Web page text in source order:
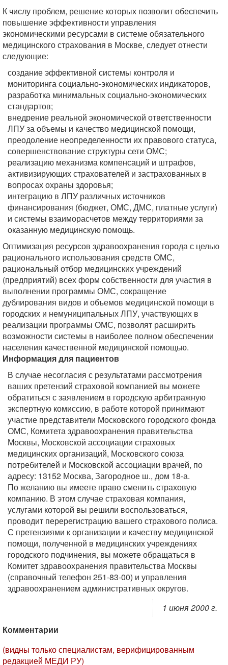
К числу проблем, решение которых позволит обеспечить
повышение эффективности управления
экономическими ресурсами в системе обязательного
медицинского страхования в Москве, следует отнести
следующие:
создание эффективной системы контроля и
мониторинга социально-экономических индикаторов,
разработка минимальных социально-экономических
стандартов;
внедрение реальной экономической ответственности
ЛПУ за объемы и качество медицинской помощи,
преодоление неопределенности их правового статуса,
совершенствование структуры сети ОМС;
реализацию механизма компенсаций и штрафов,
активизирующих страхователей и застрахованных в
вопросах охраны здоровья;
интеграцию в ЛПУ различных источников
финансирования (бюджет, ОМС, ДМС, платные услуги)
и системы взаиморасчетов между территориями за
оказанную медицинскую помощь.
Оптимизация ресурсов здравоохранения города с целью
рационального использования средств ОМС,
рациональный отбор медицинских учреждений
(предприятий) всех форм собственности для участия в
выполнении программы ОМС, сокращение
дублирования видов и объемов медицинской помощи в
городских и немуниципальных ЛПУ, участвующих в
реализации программы ОМС, позволят расширить
возможности системы в наиболее полном обеспечении
населения качественной медицинской помощью.
Информация для пациентов
В случае несогласия с результатами рассмотрения
ваших претензий страховой компанией вы можете
обратиться с заявлением в городскую арбитражную
экспертную комиссию, в работе которой принимают
участие представители Московского городского фонда
ОМС, Комитета здравоохранения правительства
Москвы, Московской ассоциации страховых
медицинских организаций, Московского союза
потребителей и Московской ассоциации врачей, по
адресу: 13152 Москва, Загородное ш., дом 18-а.
По желанию вы имеете право сменить страховую
компанию. В этом случае страховая компания,
услугами которой вы решили воспользоваться,
проводит перерегистрацию вашего страхового полиса.
С претензиями к организации и качеству медицинской
помощи, полученной в медицинских учреждениях
городского подчинения, вы можете обращаться в
Комитет здравоохранения правительства Москвы
(справочный телефон 251-83-00) и управления
здравоохранением административных округов.
1 июня 2000 г.
Комментарии
(видны только специалистам, верифицированным
редакцией МЕДИ РУ)